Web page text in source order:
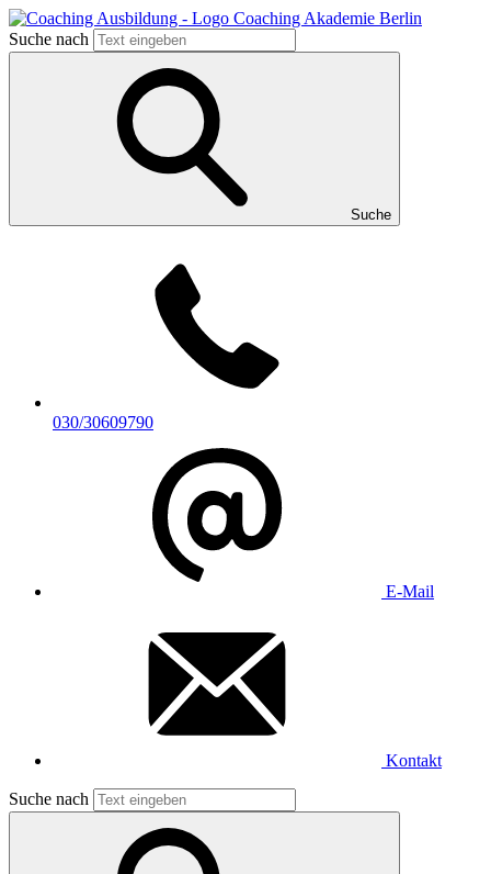
Suche nach
Suche
030/30609790
E-Mail
Kontakt
Suche nach